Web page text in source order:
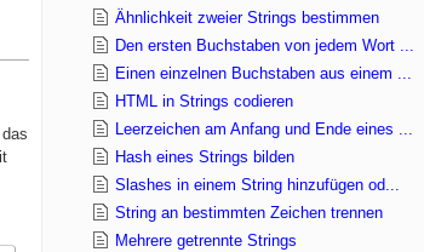
Ähnlichkeit zweier Strings bestimmen
Den ersten Buchstaben von jedem Wort ...
Einen einzelnen Buchstaben aus einem ...
HTML in Strings codieren
Leerzeichen am Anfang und Ende eines ...
Hash eines Strings bilden
Slashes in einem String hinzufügen od...
String an bestimmten Zeichen trennen
Mehrere getrennte Strings